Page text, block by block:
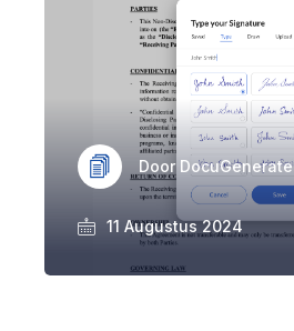
Door DocuGenerate
11 Augustus 2024